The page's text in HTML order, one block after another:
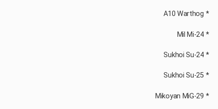
‏ * A10 Warthog
‏ * Mil Mi-24
‏ * Sukhoi Su-24
‏ * Sukhoi Su-25
‏ * Mikoyan MiG-29